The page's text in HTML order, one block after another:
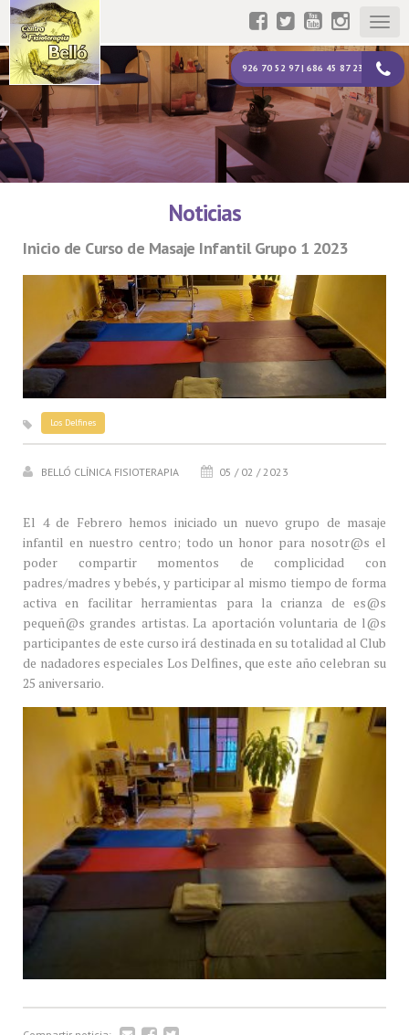
926 70 52 97 | 686 45 87 23
Noticias
Inicio de Curso de Masaje Infantil Grupo 1 2023
Los Delfines
BELLÓ CLÍNICA FISIOTERAPIA 05 / 02 / 2023
El 4 de Febrero hemos iniciado un nuevo grupo de masaje
infantil en nuestro centro; todo un honor para nosotr@s el
poder compartir momentos de complicidad con
padres/madres y bebés, y participar al mismo tiempo de forma
activa en facilitar herramientas para la crianza de es@s
pequeñ@s grandes artistas. La aportación voluntaria de l@s
participantes de este curso irá destinada en su totalidad al Club
de nadadores especiales Los Delfines, que este año celebran su
25 aniversario.